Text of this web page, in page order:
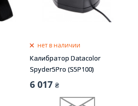
нет в наличии
Калибратор Datacolor
Spyder5Pro (S5P100)
6 017 ₴